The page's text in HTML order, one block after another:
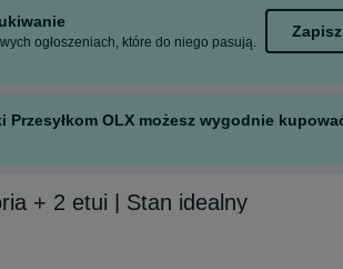
ogłoszeniach, które do niego pasują.
Zapisz
OLX możesz wygodnie
+ 2 etui | Stan idealny